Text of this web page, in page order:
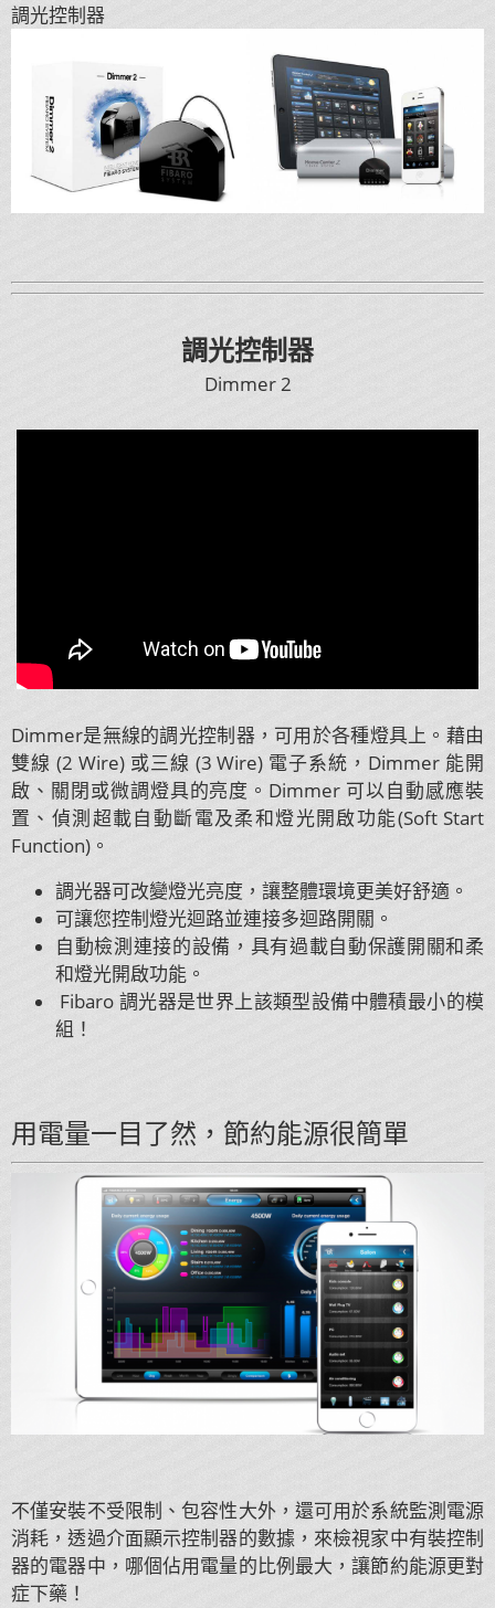
調光控制器
調光控制器
Dimmer 2
Dimmer是無線的調光控制器，可用於各種燈具上。藉由
雙線 (2 Wire) 或三線 (3 Wire) 電子系統，Dimmer 能開
啟、關閉或微調燈具的亮度。Dimmer 可以自動感應裝
置、偵測超載自動斷電及柔和燈光開啟功能(Soft Start
Function)。
調光器可改變燈光亮度，讓整體環境更美好舒適。
可讓您控制燈光迴路並連接多迴路開關。
自動檢測連接的設備，具有過載自動保護開關和柔
和燈光開啟功能。
Fibaro 調光器是世界上該類型設備中體積最小的模
組！
用電量一目了然，節約能源很簡單
不僅安裝不受限制、包容性大外，還可用於系統監測電源
消耗，透過介面顯示控制器的數據，來檢視家中有裝控制
器的電器中，哪個佔用電量的比例最大，讓節約能源更對
症下藥！